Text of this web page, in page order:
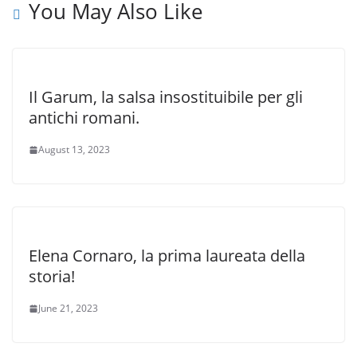
You May Also Like
Il Garum, la salsa insostituibile per gli
antichi romani.
August 13, 2023
Elena Cornaro, la prima laureata della
storia!
June 21, 2023